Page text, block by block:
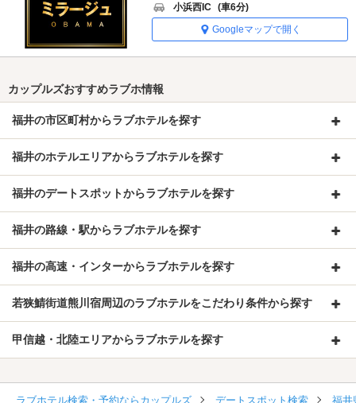
小浜西IC (車6分)
Googleマップで開く
カップルズおすすめラブホ情報
福井の市区町村からラブホテルを探す
福井のホテルエリアからラブホテルを探す
福井のデートスポットからラブホテルを探す
福井の路線・駅からラブホテルを探す
福井の高速・インターからラブホテルを探す
若狭鯖街道熊川宿周辺のラブホテルをこだわり条件から探す
甲信越・北陸エリアからラブホテルを探す
ラブホテル検索・予約ならカップルズ デートスポット検索 福井